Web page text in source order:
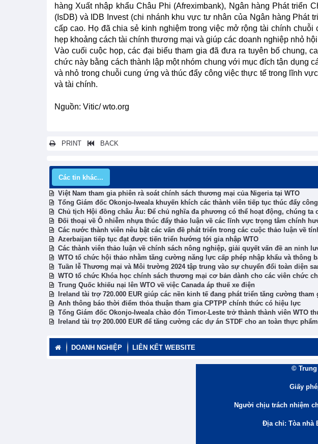
hàng Xuất nhập khẩu Châu Phi (Afreximbank), Ngân hàng Phát triển
(IsDB) và IDB Invest (chi nhánh khu vực tư nhân của Ngân hàng Phát
cấp cao. Họ đã chia sẻ kinh nghiệm trong việc mở rộng tài chính
hẹp khoảng cách tài chính thương mại và giúp các doanh nghiệp nhỏ
Vào cuối cuộc họp, các đại biểu tham gia đã đưa ra tuyên bố chung,
chức này bằng cách thành lập một nhóm chung với mục đích tận dụng
và nhỏ trong chuỗi cung ứng và thúc đẩy công việc thực tế trong lĩnh
và tài chính.
Nguồn: Vitic/ wto.org
PRINT BACK
Các tin khác...
Việt Nam tham gia phiên rà soát chính sách thương mại của Nigeria tại WTO
Tổng Giám đốc Okonjo-Iweala khuyến khích các thành viên tiếp tục thúc đẩy
Chủ tịch Hội đồng châu Âu: Để chủ nghĩa đa phương có thể hoạt động, chúng
Đối thoại về Ô nhiễm nhựa thúc đẩy thảo luận về các lĩnh vực trọng tâm chính
Các nước thành viên nêu bật các vấn đề phát triển trong các cuộc thảo luận về
Azerbaijan tiếp tục đạt được tiến triển hướng tới gia nhập WTO
Các thành viên thảo luận về chính sách nông nghiệp, giải quyết vấn đề an ninh
WTO tổ chức hội thảo nhằm tăng cường năng lực cấp phép nhập khẩu và thông
Tuần lễ Thương mại và Môi trường 2024 tập trung vào sự chuyển đổi toàn diện
WTO tổ chức Khóa học chính sách thương mại cơ bản dành cho các viên chức
Trung Quốc khiếu nại lên WTO về việc Canada áp thuế xe điện
Ireland tài trợ 720.000 EUR giúp các nền kinh tế đang phát triển tăng cường
Anh thông báo thời điểm thỏa thuận tham gia CPTPP chính thức có hiệu lực
Tổng Giám đốc Okonjo-Iweala chào đón Timor-Leste trở thành thành viên WTO
Ireland tài trợ 200.000 EUR để tăng cường các dự án STDF cho an toàn thực
DOANH NGHIỆP LIÊN KẾT WEBSITE
© Trung
Giấy
Người chịu trách nhiệm
Địa chỉ: Tòa nhà